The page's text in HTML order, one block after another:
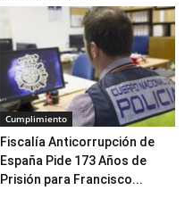
Cumplimiento
Fiscalía Anticorrupción de
España Pide 173 Años de
Prisión para Francisco...